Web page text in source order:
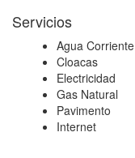
Servicios
Agua Corriente
Cloacas
Electricidad
Gas Natural
Pavimento
Internet